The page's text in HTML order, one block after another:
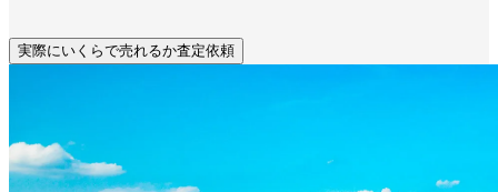
実際にいくらで売れるか査定依頼